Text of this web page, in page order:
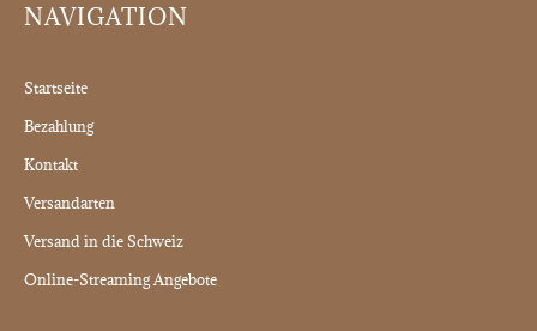
NAVIGATION
Startseite
Bezahlung
Kontakt
Versandarten
Versand in die Schweiz
Online-Streaming Angebote